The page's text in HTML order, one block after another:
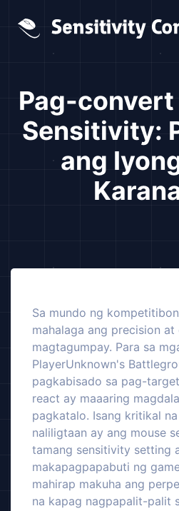
Pag-
Sensitivity:
ang
Sa mundo ng
mahalaga ang precision
magtagumpay. Para sa
PlayerUnknown's
pagkabisado sa pag-
react ay maaaring
pagkatalo. Isang kritikal
naliligtaan ay ang mouse
tamang sensitivity setting
makapagpapabuti ng
mahirap makuha ang
na kapag nagpapalit-palit